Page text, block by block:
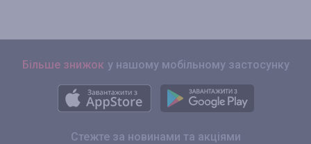
Більше знижок у нашому мобільному застосунку
Стежте за новинами та акціями